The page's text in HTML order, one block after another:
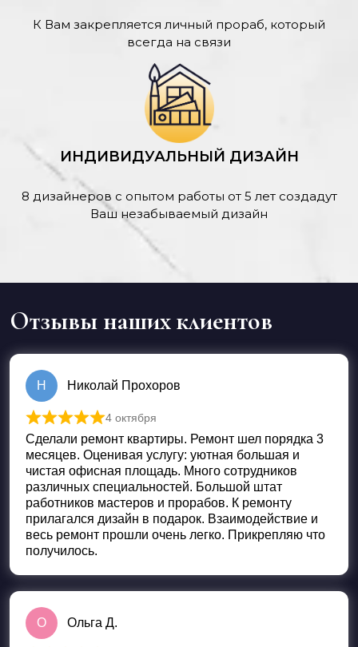
К Вам закрепляется личный прораб, который
всегда на связи
ИНДИВИДУАЛЬНЫЙ ДИЗАЙН
8 дизайнеров с опытом работы от 5 лет создадут
Ваш незабываемый дизайн
Отзывы наших клиентов
Н Николай Прохоров
Оценка из 5
4 октября
Сделали ремонт квартиры. Ремонт шел порядка 3
месяцев. Оценивая услугу: уютная большая и
чистая офисная площадь. Много сотрудников
различных специальностей. Большой штат
работников мастеров и прорабов. К ремонту
прилагался дизайн в подарок. Взаимодействие и
весь ремонт прошли очень легко. Прикрепляю что
получилось.
О Ольга Д.